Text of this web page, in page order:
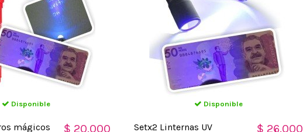
Disponible
mágicos
$ 20.000
Disponible
Setx2 Linternas UV
$ 26.000